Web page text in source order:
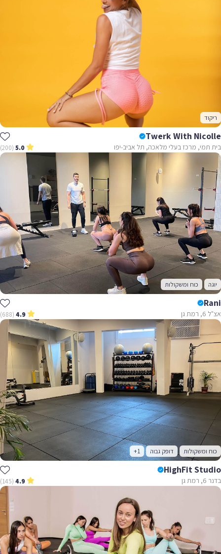
ריקוד
Twerk With Nicolle
בית תמי, מרכז בעלי מלאכה, תל אביב-יפו 5.0
(200)
יוגה כוח ומשקולות
Rani
אצ"ל 6, רמת גן 4.9
(688)
כוח ומשקולות דופק גבוה +1
HighFit Studio
בדנר 6, רמת גן 4.9
(145)